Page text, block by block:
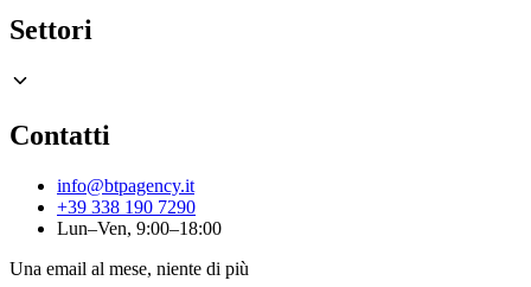
Settori
Contatti
info@btpagency.it
+39 338 190 7290
Lun–Ven, 9:00–18:00
Una email al mese, niente di più